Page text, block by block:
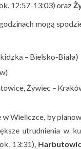
12:57-13:03) oraz
mogą
– Bielsko-Biała)
Żywiec –
Wieliczce, by
utrudnienia w
13:31),